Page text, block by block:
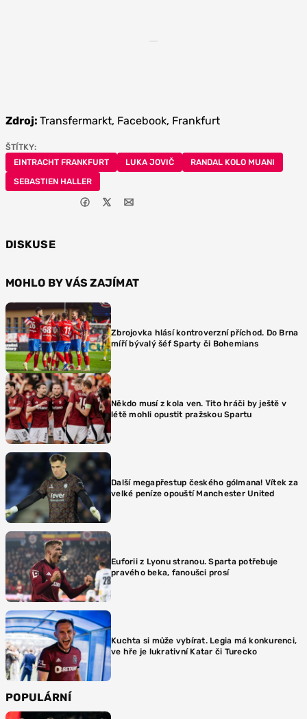
Zdroj: Transfermarkt, Facebook, Frankfurt
ŠTÍTKY:
EINTRACHT FRANKFURT
LUKA JOVIČ
RANDAL KOLO MUANI
SEBASTIEN HALLER
DISKUSE
MOHLO BY VÁS ZAJÍMAT
Zbrojovka hlásí kontroverzní příchod. Do Brna
míří bývalý šéf Sparty či Bohemians
Někdo musí z kola ven. Tito hráči by ještě v
létě mohli opustit pražskou Spartu
Další megapřestup českého gólmana! Vítek za
velké peníze opouští Manchester United
Euforii z Lyonu stranou. Sparta potřebuje
pravého beka, fanoušci prosí
Kuchta si může vybírat. Legia má konkurenci,
ve hře je lukrativní Katar či Turecko
POPULÁRNÍ